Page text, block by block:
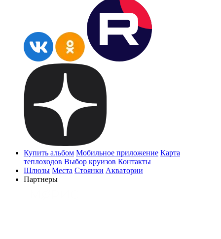
Купить альбом Мобильное приложение Карта
теплоходов Выбор круизов Контакты
Шлюзы Места Стоянки Акватории
Партнеры